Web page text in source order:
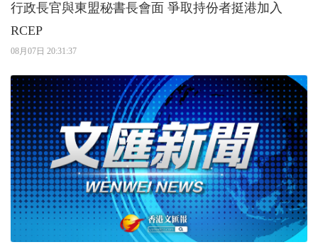
行政長官與東盟秘書長會面 爭取持份者挺港加入
RCEP
08月07日 20:31:37